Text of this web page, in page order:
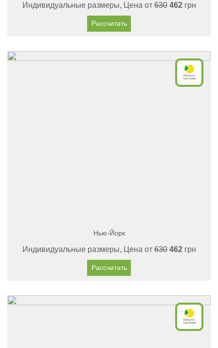
Индивидуальные размеры, Цена от630 462грн
Рассчитать
Нью-Йорк
Индивидуальные размеры, Цена от630 462грн
Рассчитать